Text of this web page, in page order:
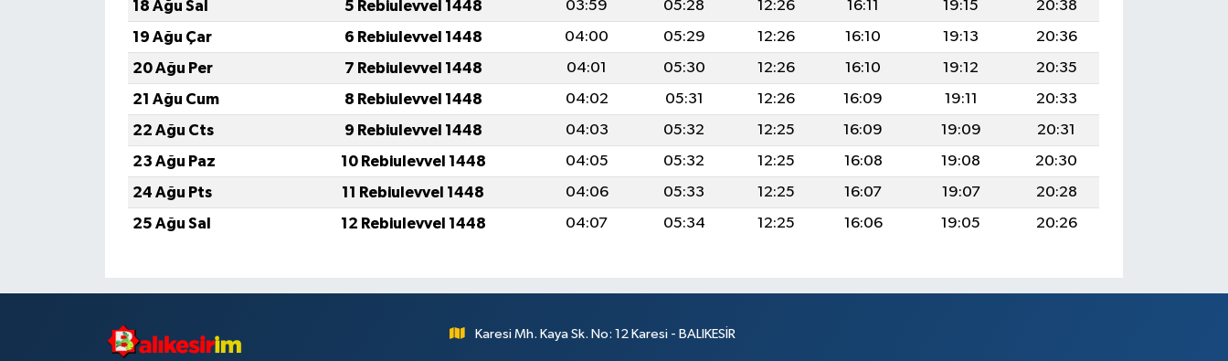
18 Ağu Sal
5 Rebiulevvel 1448 03:59 05:28 12:26 16:11 19:15
20:38
19 Ağu Çar
6 Rebiulevvel 1448 04:00 05:29 12:26 16:10 19:13
20:36
20 Ağu Per
7 Rebiulevvel 1448 04:01 05:30 12:26 16:10 19:12
20:35
21 Ağu Cum
8 Rebiulevvel 1448 04:02 05:31 12:26 16:09 19:11
20:33
22 Ağu Cts
9 Rebiulevvel 1448 04:03 05:32 12:25 16:09 19:09
20:31
23 Ağu Paz
10 Rebiulevvel 1448 04:05 05:32 12:25 16:08 19:08
20:30
24 Ağu Pts
11 Rebiulevvel 1448 04:06 05:33 12:25 16:07 19:07
20:28
25 Ağu Sal
12 Rebiulevvel 1448 04:07 05:34 12:25 16:06 19:05 20:26
Karesi Mh. Kaya Sk. No: 12 Karesi - BALIKESİR